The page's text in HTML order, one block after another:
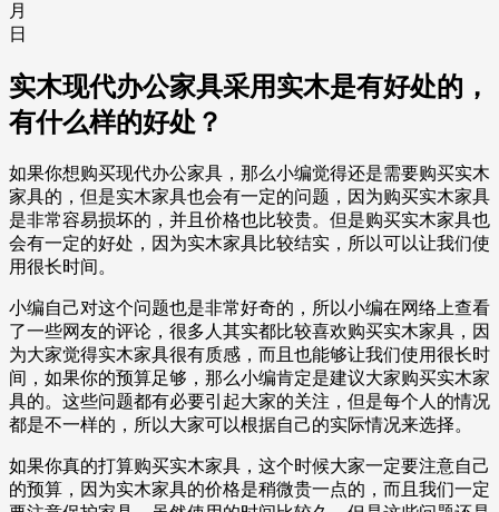
月
日
实木现代办公家具采用实木是有好处的，
有什么样的好处？
如果你想购买现代办公家具，那么小编觉得还是需要购买实木
家具的，但是实木家具也会有一定的问题，因为购买实木家具
是非常容易损坏的，并且价格也比较贵。但是购买实木家具也
会有一定的好处，因为实木家具比较结实，所以可以让我们使
用很长时间。
小编自己对这个问题也是非常好奇的，所以小编在网络上查看
了一些网友的评论，很多人其实都比较喜欢购买实木家具，因
为大家觉得实木家具很有质感，而且也能够让我们使用很长时
间，如果你的预算足够，那么小编肯定是建议大家购买实木家
具的。这些问题都有必要引起大家的关注，但是每个人的情况
都是不一样的，所以大家可以根据自己的实际情况来选择。
如果你真的打算购买实木家具，这个时候大家一定要注意自己
的预算，因为实木家具的价格是稍微贵一点的，而且我们一定